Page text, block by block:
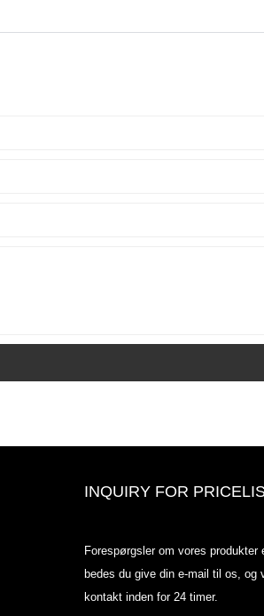
INQUIRY FOR
Forespørgsler om vores produkter
bedes du give din e-mail til os,
kontakt inden for 24 timer.